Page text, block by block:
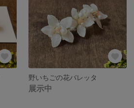
野いちごの花バレッタ
展示中